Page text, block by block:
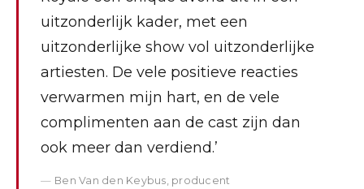
uitzonderlijk kader, met een
uitzonderlijke show vol uitzonderlijke
artiesten. De vele positieve reacties
verwarmen mijn hart, en de vele
complimenten aan de cast zijn dan
ook meer dan verdiend.’
Ben Van den Keybus, producent